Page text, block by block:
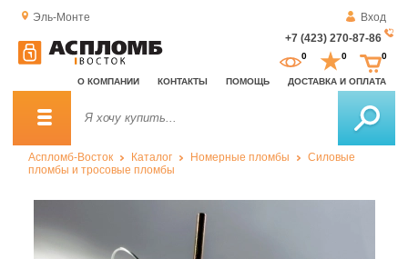
Эль-Монте
Вход
+7 (423) 270-87-86
О КОМПАНИИ КОНТАКТЫ ПОМОЩЬ ДОСТАВКА И ОПЛАТА
0 0 0
Аспломб-Восток Каталог Номерные пломбы
Силовые
пломбы и тросовые пломбы